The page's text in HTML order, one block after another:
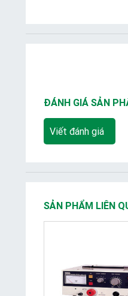
ĐÁNH GIÁ SẢN
Viết đánh giá
SẢN PHẨM LIÊN